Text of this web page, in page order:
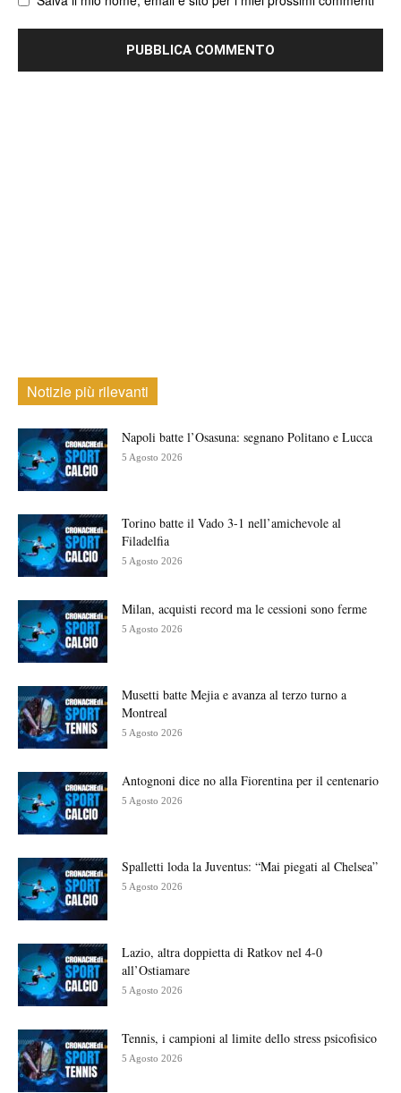
Notizie più rilevanti
Napoli batte l’Osasuna: segnano Politano e Lucca
5 Agosto 2026
Torino batte il Vado 3-1 nell’amichevole al
Filadelfia
5 Agosto 2026
Milan, acquisti record ma le cessioni sono ferme
5 Agosto 2026
Musetti batte Mejia e avanza al terzo turno a
Montreal
5 Agosto 2026
Antognoni dice no alla Fiorentina per il centenario
5 Agosto 2026
Spalletti loda la Juventus: “Mai piegati al Chelsea”
5 Agosto 2026
Lazio, altra doppietta di Ratkov nel 4-0
all’Ostiamare
5 Agosto 2026
Tennis, i campioni al limite dello stress psicofisico
5 Agosto 2026